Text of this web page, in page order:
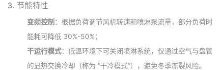
3. 节能特性
变频控制 ：根据负荷调节风机转速和喷淋泵流量，部分负荷时
能耗可降低 30%-50%；
干运行模式：低温环境下可关闭喷淋系统，仅通过空气与盘管
的显热交换冷却（称为 “干冷模式”），避免冬季冻裂风险。